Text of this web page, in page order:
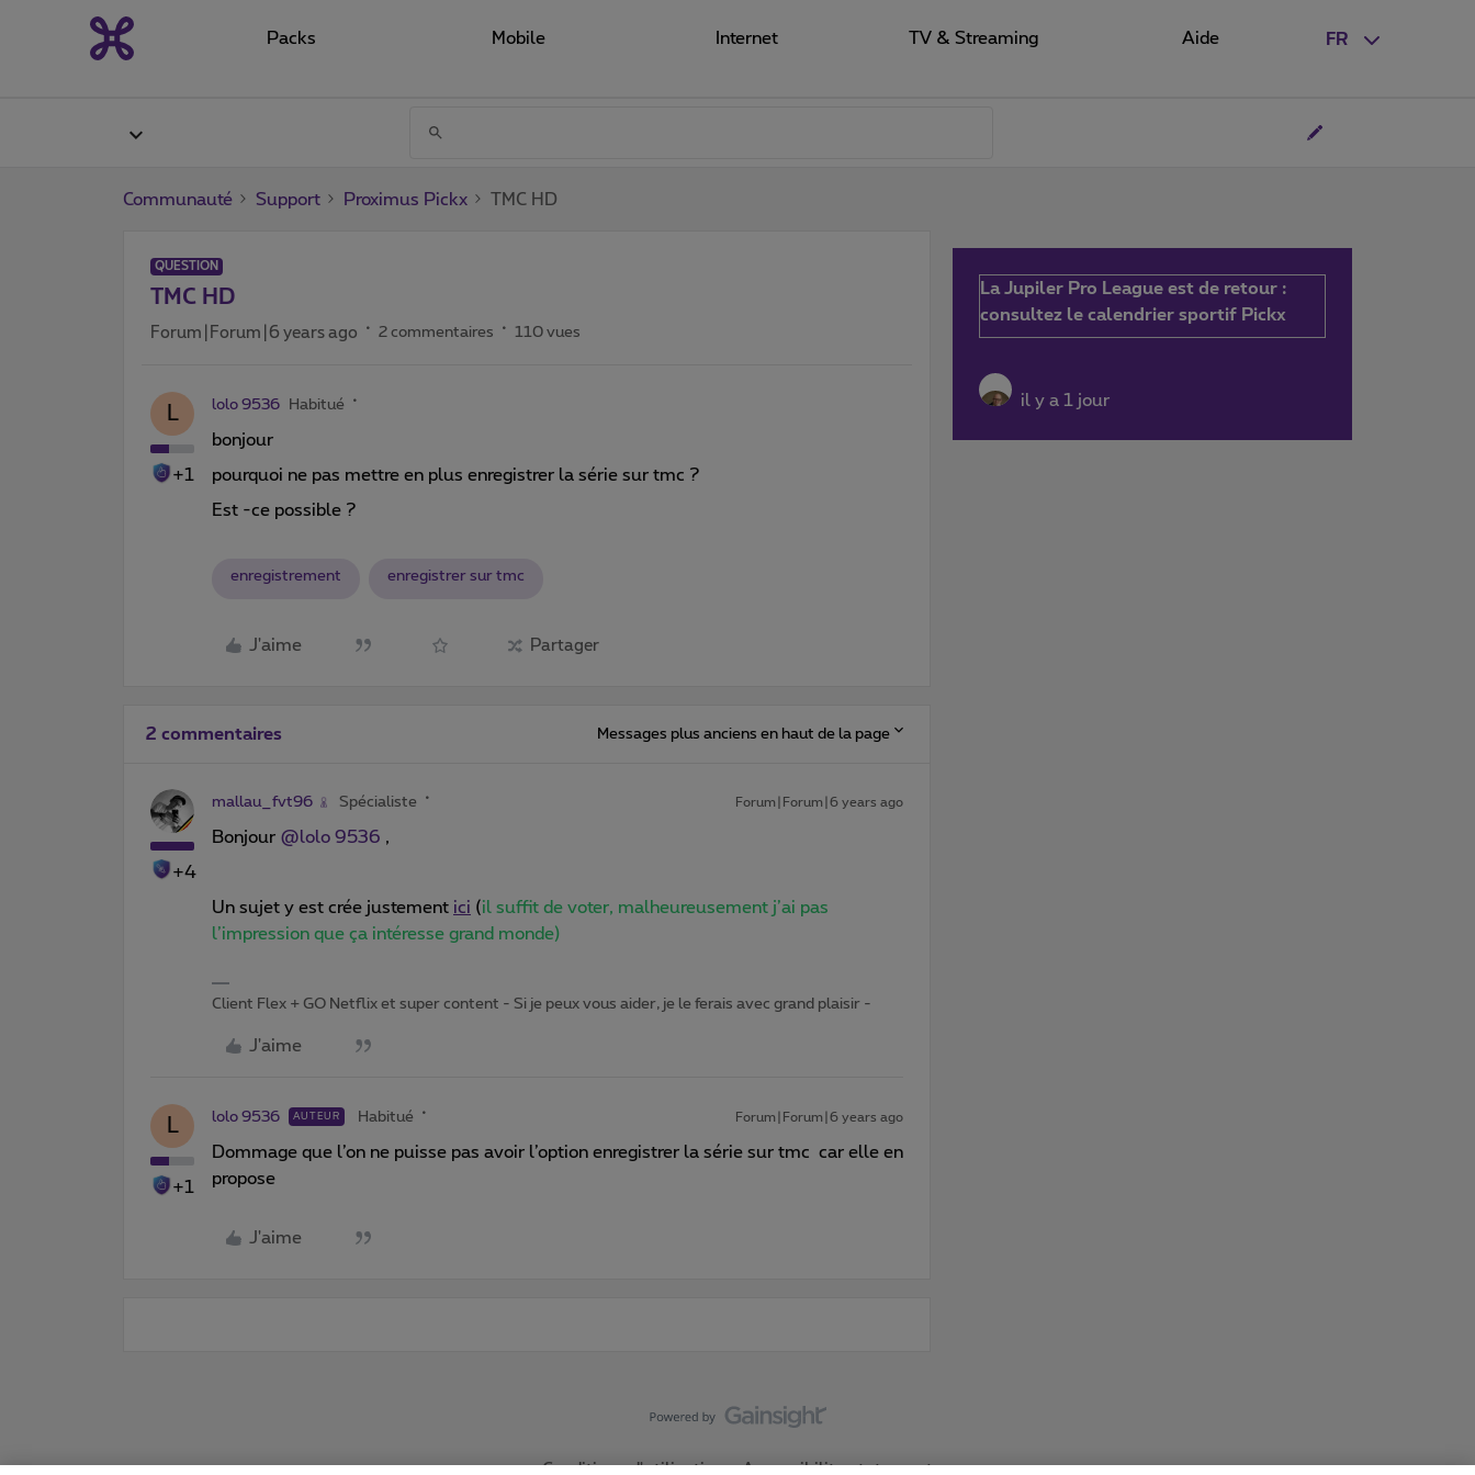
FR
Packs Mobile Internet TV & Streaming Aide
Communauté Support Proximus Pickx TMC HD
QUESTION
TMC HD
Forum|Forum|6 years ago 2 commentaires 110 vues
L
+1
lolo 9536 Habitué
bonjour
pourquoi ne pas mettre en plus enregistrer la série sur tmc ?
Est -ce possible ?
enregistrement enregistrer sur tmc
J'aime Partager
2 commentaires Messages plus anciens en haut de la page
+4
mallau_fvt96 Spécialiste Forum|Forum|6 years ago
Bonjour @lolo 9536 ,
Un sujet y est crée justement ici (il suffit de voter, malheureusement j’ai pas
l’impression que ça intéresse grand monde)
Client Flex + GO Netflix et super content - Si je peux vous aider, je le ferais avec grand plaisir -
J'aime
L
+1
lolo 9536 AUTEUR Habitué Forum|Forum|6 years ago
Dommage que l’on ne puisse pas avoir l’option enregistrer la série sur tmc car elle en
propose
J'aime
La Jupiler Pro League est de retour :
consultez le calendrier sportif Pickx
il y a 1 jour
Conditions d'utilisation Accessibility statement